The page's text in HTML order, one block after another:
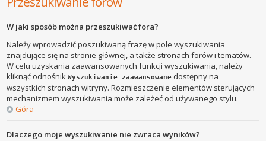
W jaki sposób można przeszukiwać fora?
Należy wprowadzić poszukiwaną frazę w pole wyszukiwania
znajdujące się na stronie głównej, a także stronach forów i tematów.
W celu uzyskania zaawansowanych funkcji wyszukiwania, należy
kliknąć odnośnikWyszukiwanie zaawansowane dostępny na
wszystkich stronach witryny. Rozmieszczenie elementów sterujących
mechanizmem wyszukiwania może zależeć od używanego stylu.
Góra
Dlaczego moje wyszukiwanie nie zwraca wyników?